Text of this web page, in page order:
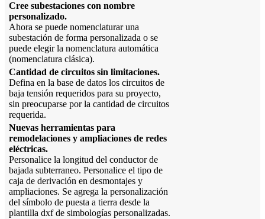
Cree subestaciones con nombre
personalizado.
Ahora se puede nomenclaturar una
subestación de forma personalizada o se
puede elegir la nomenclatura automática
(nomenclatura clásica).
Cantidad de circuitos sin limitaciones.
Defina en la base de datos los circuitos de
baja tensión requeridos para su proyecto,
sin preocuparse por la cantidad de circuitos
requerida.
Nuevas herramientas para
remodelaciones y ampliaciones de redes
eléctricas.
Personalice la longitud del conductor de
bajada subterraneo. Personalice el tipo de
caja de derivación en desmontajes y
ampliaciones. Se agrega la personalización
del símbolo de puesta a tierra desde la
plantilla dxf de simbologías personalizadas.